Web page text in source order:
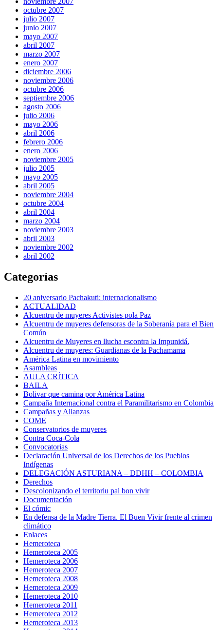
octubre 2007
julio 2007
junio 2007
mayo 2007
abril 2007
marzo 2007
enero 2007
diciembre 2006
noviembre 2006
octubre 2006
septiembre 2006
agosto 2006
julio 2006
mayo 2006
abril 2006
febrero 2006
enero 2006
noviembre 2005
julio 2005
mayo 2005
abril 2005
noviembre 2004
octubre 2004
abril 2004
marzo 2004
noviembre 2003
abril 2003
noviembre 2002
abril 2002
Categorías
20 aniversario Pachakuti: internacionalismo
ACTUALIDAD
Alcuentru de muyeres Activistes pola Paz
Alcuentru de muyeres defensoras de la Soberanía para el Bien
Común
Alcuentru de Muyeres en llucha escontra la Impunidá.
Alcuentru de muyeres: Guardianas de la Pachamama
América Latina en movimiento
Asambleas
AULA CRÍTICA
BAILA
Bolivar que camina por América Latina
Campaña Internacional contra el Paramilitarismo en Colombia
Campañas y Alianzas
COME
Conservatorios de muyeres
Contra Coca-Cola
Convocatorias
Declaración Universal de los Derechos de los Pueblos
Indígenas
DELEGACIÓN ASTURIANA – DDHH – COLOMBIA
Derechos
Descolonizando el territoriu pal bon vivir
Documentación
El cómic
En defensa de la Madre Tierra. El Buen Vivir frente al crimen
climático
Enlaces
Hemeroteca
Hemeroteca 2005
Hemeroteca 2006
Hemeroteca 2007
Hemeroteca 2008
Hemeroteca 2009
Hemeroteca 2010
Hemeroteca 2011
Hemeroteca 2012
Hemeroteca 2013